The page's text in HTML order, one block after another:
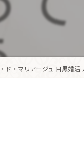
婚活
ド・マリアージュ 目黒婚活